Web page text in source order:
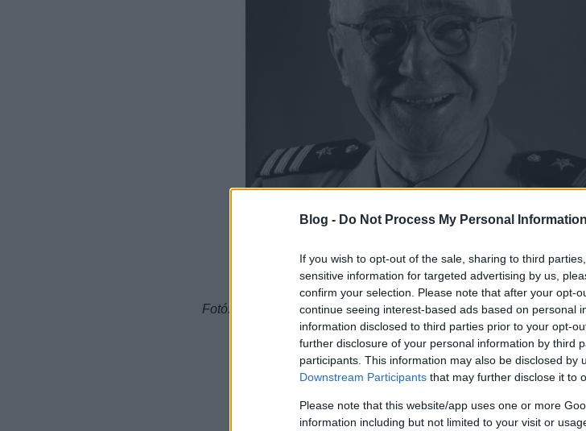
Blog - Do Not Process My Personal Information
If you wish to opt-out of the sale, sharing to third
sensitive information for targeted advertising by us,
confirm your selection. Please note that after your opt-
continue seeing interest-based ads based on personal
information disclosed to third parties prior to your opt-
further disclosure of your personal information by third
participants. This information may also be disclosed by
Downstream Participants that may further disclose it to
Please note that this website/app uses one or more
information including but not limited to your visit or
Fotó: Gjon Mili: Edward Steichen wearing U.S. Navy uniform 1950